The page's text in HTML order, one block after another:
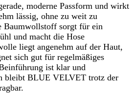
moderne Passform und wirkt
lässig, ohne zu weit zu
Baumwollstoff sorgt für ein
und macht die Hose
liegt angenehm auf der Haut,
sich gut für regelmäßiges
ist klar und
bleibt BLUE VELVET trotz der